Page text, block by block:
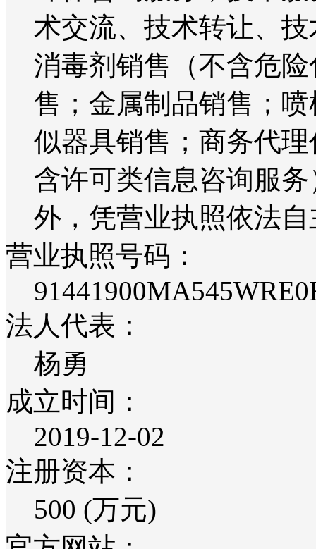
术交流、技术转让、
消毒剂销售（不含危
售；金属制品销售；
似器具销售；商务代
含许可类信息咨询服
外，凭营业执照依法
营业执照号码：
法人代表：
杨勇
成立时间：
2019-12-02
注册资本：
500 (万元)